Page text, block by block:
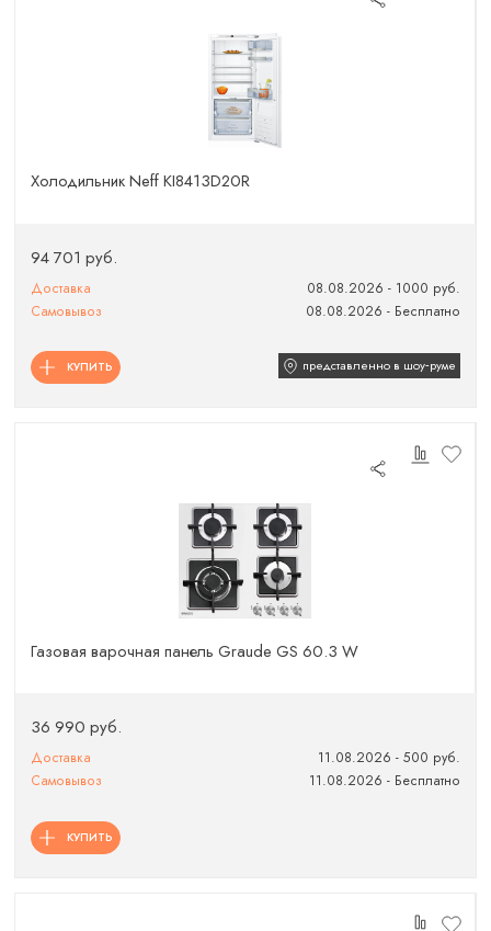
Холодильник Neff KI8413D20R
94 701 руб.
Доставка
08.08.2026 - 1000 руб.
Самовывоз
08.08.2026 - Бесплатно
КУПИТЬ представленно в шоу‑руме
Газовая варочная панель Graude GS 60.3 W
36 990 руб.
Доставка
11.08.2026 - 500 руб.
Самовывоз
11.08.2026 - Бесплатно
КУПИТЬ